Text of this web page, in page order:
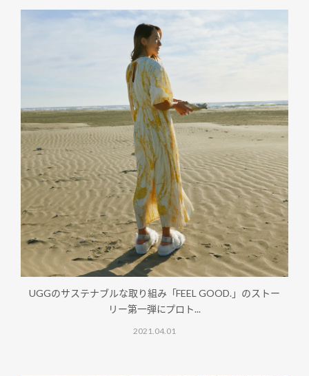
UGGのサステナブルな取り組み「FEEL GOOD.」のストー
リー第一弾にプロト...
2021.04.01